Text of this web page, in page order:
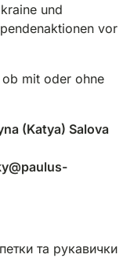
und
vor
mit oder ohne
(Katya) Salova
та рукавички